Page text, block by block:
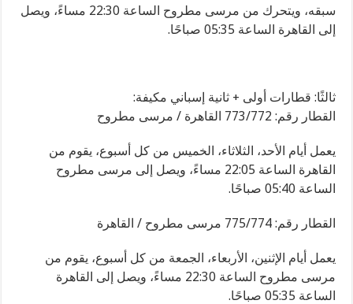
سبقه، ويتحرك من مرسى مطروح الساعة 22:30 مساءً، ويصل
إلى القاهرة الساعة 05:35 صباحًا.
ثالثًا: قطارات أولى + ثانية إسباني مكيفة:
القطار رقم: 773/772 القاهرة / مرسى مطروح
يعمل أيام الأحد، الثلاثاء، الخميس من كل أسبوع، يقوم من
القاهرة الساعة 22:05 مساءً، ويصل إلى مرسى مطروح
الساعة 05:40 صباحًا.
القطار رقم: 775/774 مرسى مطروح / القاهرة
يعمل أيام الإثنين، الأربعاء، الجمعة من كل أسبوع، يقوم من
مرسى مطروح الساعة 22:30 مساءً، ويصل إلى القاهرة
الساعة 05:35 صباحًا.